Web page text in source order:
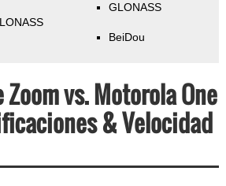
GLONASS
BeiDou
vs. Motorola One
& Velocidad